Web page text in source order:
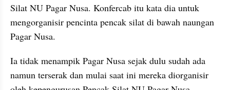
Silat NU Pagar Nusa. Konfercab itu kata dia untuk
mengorganisir pencinta pencak silat di bawah naungan
Pagar Nusa.
Ia tidak menampik Pagar Nusa sejak dulu sudah ada
namun terserak dan mulai saat ini mereka diorganisir